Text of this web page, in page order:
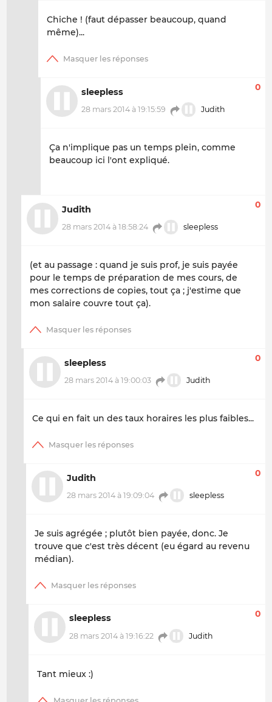
Chiche ! (faut dépasser beaucoup, quand
même)...
sleepless
28 mars 2014 à 19:15:59 Judith
0
Ça n'implique pas un temps plein, comme
beaucoup ici l'ont expliqué.
Judith
28 mars 2014 à 18:58:24 sleepless
0
(et au passage : quand je suis prof, je suis payée
pour le temps de préparation de mes cours, de
mes corrections de copies, tout ça ; j'estime que
mon salaire couvre tout ça).
sleepless
28 mars 2014 à 19:00:03 Judith
0
Ce qui en fait un des taux horaires les plus faibles...
Judith
28 mars 2014 à 19:09:04 sleepless
0
Je suis agrégée ; plutôt bien payée, donc. Je
trouve que c'est très décent (eu égard au revenu
médian).
sleepless
28 mars 2014 à 19:16:22 Judith
0
Tant mieux :)